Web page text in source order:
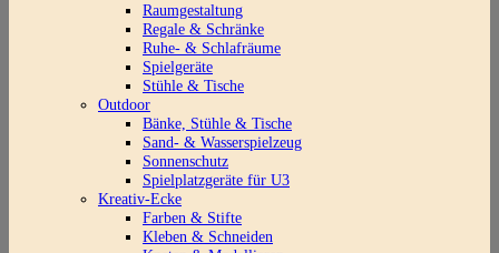
Raumgestaltung
Regale & Schränke
Ruhe- & Schlafräume
Spielgeräte
Stühle & Tische
Outdoor
Bänke, Stühle & Tische
Sand- & Wasserspielzeug
Sonnenschutz
Spielplatzgeräte für U3
Kreativ-Ecke
Farben & Stifte
Kleben & Schneiden